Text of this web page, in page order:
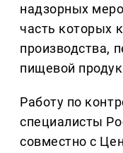
надзорных
часть которых
производства,
пищевой
Работу по
специалисты
совместно с